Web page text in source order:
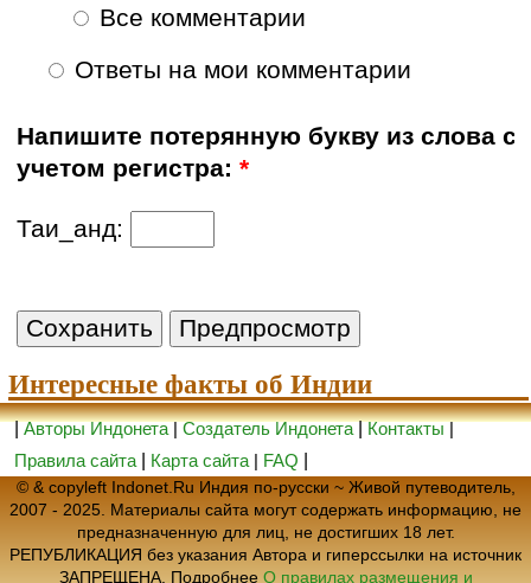
Все комментарии
Ответы на мои комментарии
Напишите потерянную букву из слова с
учетом регистра:*
Таи_анд:
Интересные факты об Индии
|Авторы Индонета|Создатель Индонета|Контакты|
Правила сайта
Карта сайта | FAQ
© & copyleft Indonet.Ru Индия по-русски ~ Живой путеводитель,
2007 - 2025. Материалы сайта могут содержать информацию, не
предназначенную для лиц, не достигших 18 лет.
РЕПУБЛИКАЦИЯ без указания Автора и гиперссылки на источник
ЗАПРЕЩЕНА. Подробнее О правилах размещения и